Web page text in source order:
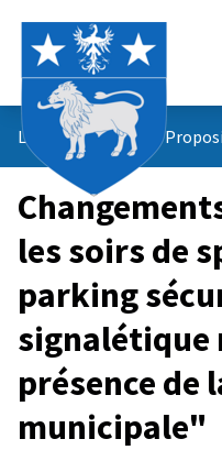
Le conseil citoyen
les soirs de
parking
signalétique
présence de
municipale"